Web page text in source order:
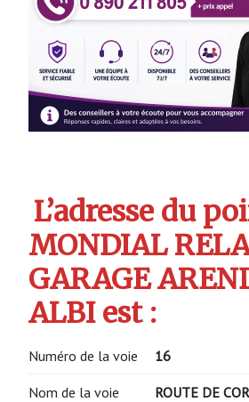
L’adresse du
MONDIAL
GARAGE
ALBI est :
Numéro de la voie 16
Nom de la voie ROUTE DE